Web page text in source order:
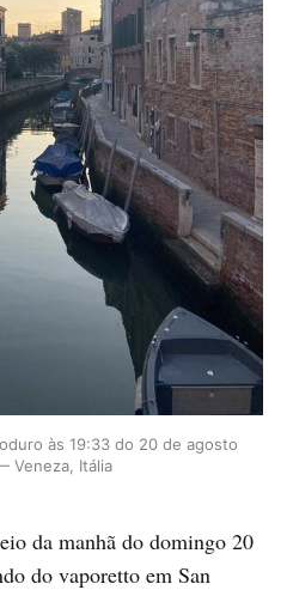
às 19:33 do 20 de agosto
Veneza, Itália
da manhã do domingo 20
do vaporetto em San